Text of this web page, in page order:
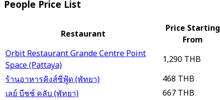
People Price List
Restaurant
Price Starting
From
Orbit Restaurant Grande Centre Point
Space (Pattaya)
1,290 THB
ร้านอาหารคิงส์ซีฟู้ด (พัทยา)
468 THB
เลย์ บีชช์ คลับ (พัทยา)
667 THB